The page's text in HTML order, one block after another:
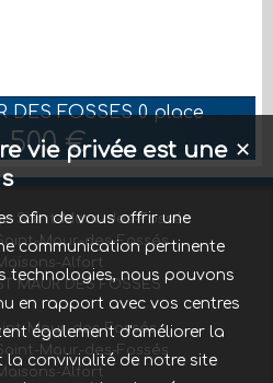
DES FOSSES 0 place
500 €
Saint-Maur-des-Fossés
Maur-des-Fossés
Alfort
DES FOSSES
Maur-des-Fossés
Maur-des-Fossés
Alfort
✕
vie privée est une
afin de vous offrir une
communication pertinente
technologies, nous pouvons
en rapport avec vos centres
également d'améliorer la
la convivialité de notre site